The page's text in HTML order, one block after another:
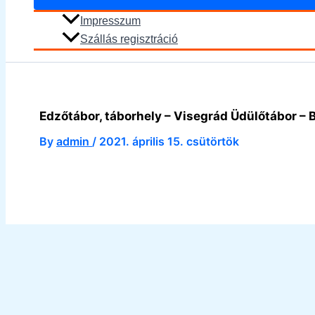
Impresszum
Szállás regisztráció
Edzőtábor, táborhely – Visegrád Üdülőtábor –
By admin / 2021. április 15. csütörtök